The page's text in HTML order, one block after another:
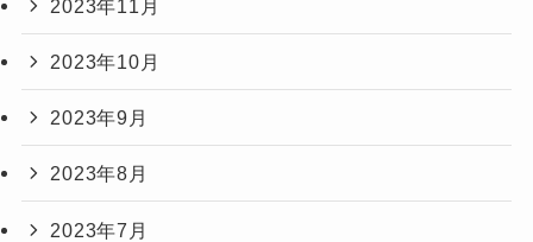
2023年11月
2023年10月
2023年9月
2023年8月
2023年7月